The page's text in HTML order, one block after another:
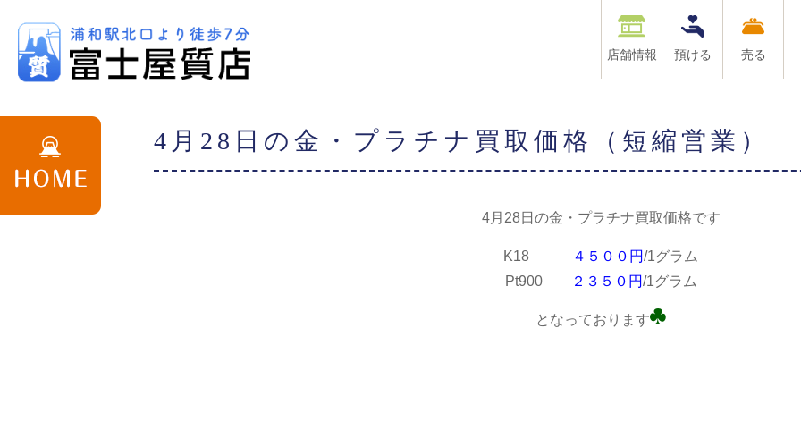
店舗情報 預ける 売る
4月28日の金・プラチナ買取価格（短縮営業）
4月28日の金・プラチナ買取価格です
K18 ４５００円/1グラム
Pt900
２３５０円/1グラム
となっております